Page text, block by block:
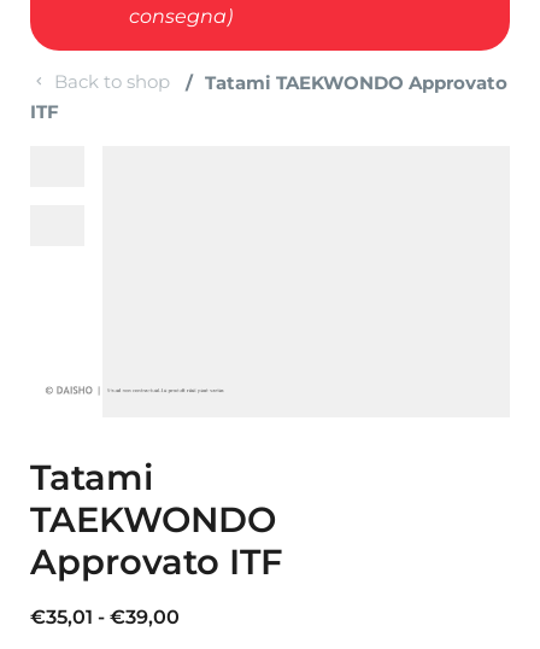
consegna)
Back to shop
Tatami TAEKWONDO Approvato
ITF
Tatami
TAEKWONDO
Approvato ITF
€35,01 - €39,00